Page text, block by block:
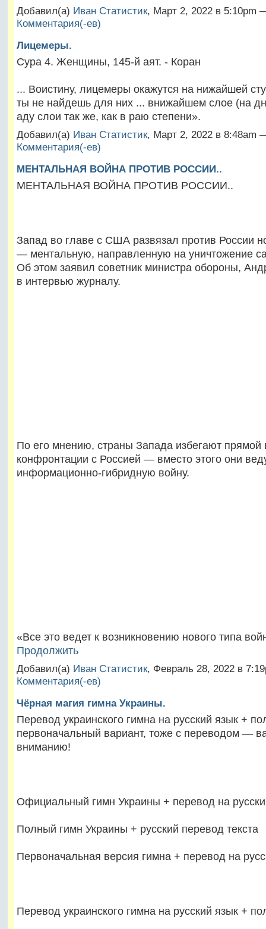
Добавил(а) Иван Статистик, Март 2, 2022 в 5:10pm
Комментария(-ев)
Лицемеры.
Сура 4. Женщины, 145-й аят. - Коран
... Воистину, лицемеры окажутся на нижайшей
ты не найдешь для них ... внижайшем слое (на
аду слои так же, как в раю степени».
Добавил(а) Иван Статистик, Март 2, 2022 в 8:48am
Комментария(-ев)
МЕНТАЛЬНАЯ ВОЙНА ПРОТИВ РОССИИ..
МЕНТАЛЬНАЯ ВОЙНА ПРОТИВ РОССИИ..
Запад во главе с США развязал против России
— ментальную, направленную на уничтожение
Об этом заявил советник министра обороны,
в интервью журналу.
По его мнению, страны Запада избегают прямой
конфронтации с Россией — вместо этого они
информационно-гибридную войну.
«Все это ведет к возникновению нового типа
Продолжить
Добавил(а) Иван Статистик, Февраль 28, 2022 в
Комментария(-ев)
Чёрная магия гимна Украины.
Перевод украинского гимна на русский язык +
первоначальный вариант, тоже с переводом —
вниманию!
Официальный гимн Украины + перевод на
Полный гимн Украины + русский перевод текста
Первоначальная версия гимна + перевод на
Перевод украинского гимна на русский язык +